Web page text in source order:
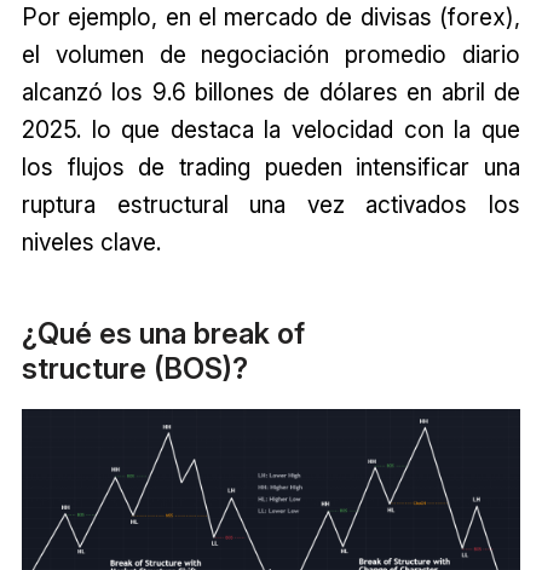
Por ejemplo, en el mercado de divisas (forex),
el volumen de negociación promedio diario
alcanzó los 9.6 billones de dólares en abril de
2025. lo que destaca la velocidad con la que
los flujos de trading pueden intensificar una
ruptura estructural una vez activados los
niveles clave.
¿Qué es una break of
structure (BOS)?